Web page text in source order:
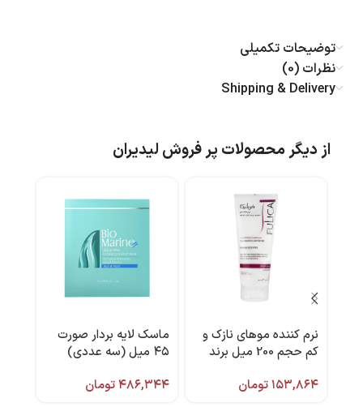
توضیحات تکمیلی
نظرات (0)
Shipping & Delivery
از دیگر محصولات پر فروش لیدیران
نرم کننده موهای نازک و
کم حجم 200 میل برند
۱۵۳,۸۶۴تومان
ماسک لایه بردار صورت
۴۵ میل (سه عددی)
۴۸۶,۳۴۴تومان